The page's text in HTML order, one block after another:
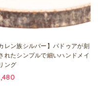
カレン族シルバー】パドゥアが刻
れたシンプルで細いハンドメイ
ング